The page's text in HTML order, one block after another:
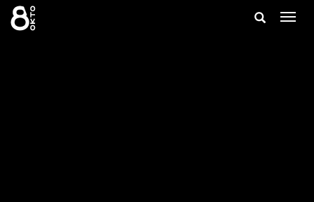
Zum
Inhalt
springen
Suche